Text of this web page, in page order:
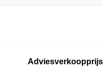
Adviesverkoopprijs